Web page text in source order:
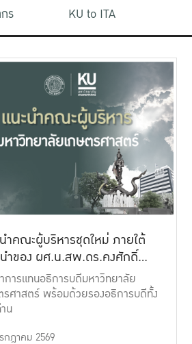
ร KU to ITA
ำคณะผู้บริหารชุดใหม่ ภายใต้
ำของ ผศ.น.สพ.ดร.คงศักดิ์
ธรรม
การแทนอธิการบดีมหาวิทยาลัย
รศาสตร์ พร้อมด้วยรองอธิการบดีทั้ง
น
กฎาคม 2569